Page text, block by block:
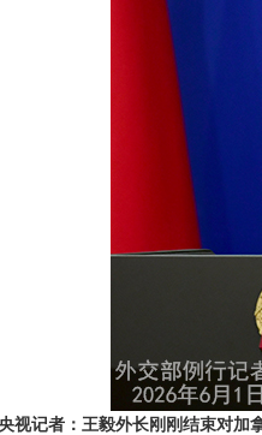
视记者：王毅外长刚刚结束对加